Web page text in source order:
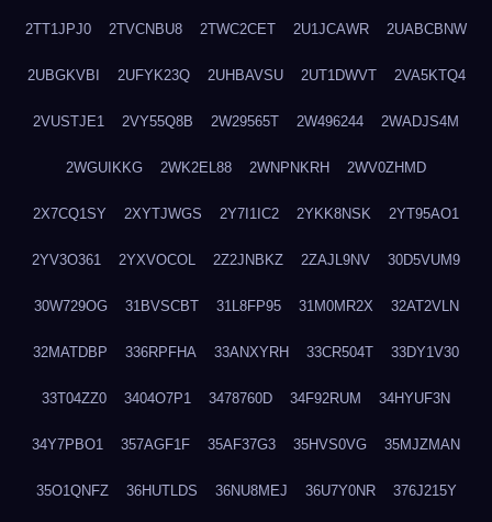
2TT1JPJ0 2TVCNBU8 2TWC2CET 2U1JCAWR 2UABCBNW
2UBGKVBI 2UFYK23Q 2UHBAVSU 2UT1DWVT 2VA5KTQ4
2VUSTJE1 2VY55Q8B 2W29565T 2W496244 2WADJS4M
2WGUIKKG 2WK2EL88 2WNPNKRH 2WV0ZHMD
2X7CQ1SY 2XYTJWGS 2Y7I1IC2 2YKK8NSK 2YT95AO1
2YV3O361 2YXVOCOL 2Z2JNBKZ 2ZAJL9NV 30D5VUM9
30W729OG 31BVSCBT 31L8FP95 31M0MR2X 32AT2VLN
32MATDBP 336RPFHA 33ANXYRH 33CR504T 33DY1V30
33T04ZZ0 3404O7P1 3478760D 34F92RUM 34HYUF3N
34Y7PBO1 357AGF1F 35AF37G3 35HVS0VG 35MJZMAN
35O1QNFZ 36HUTLDS 36NU8MEJ 36U7Y0NR 376J215Y